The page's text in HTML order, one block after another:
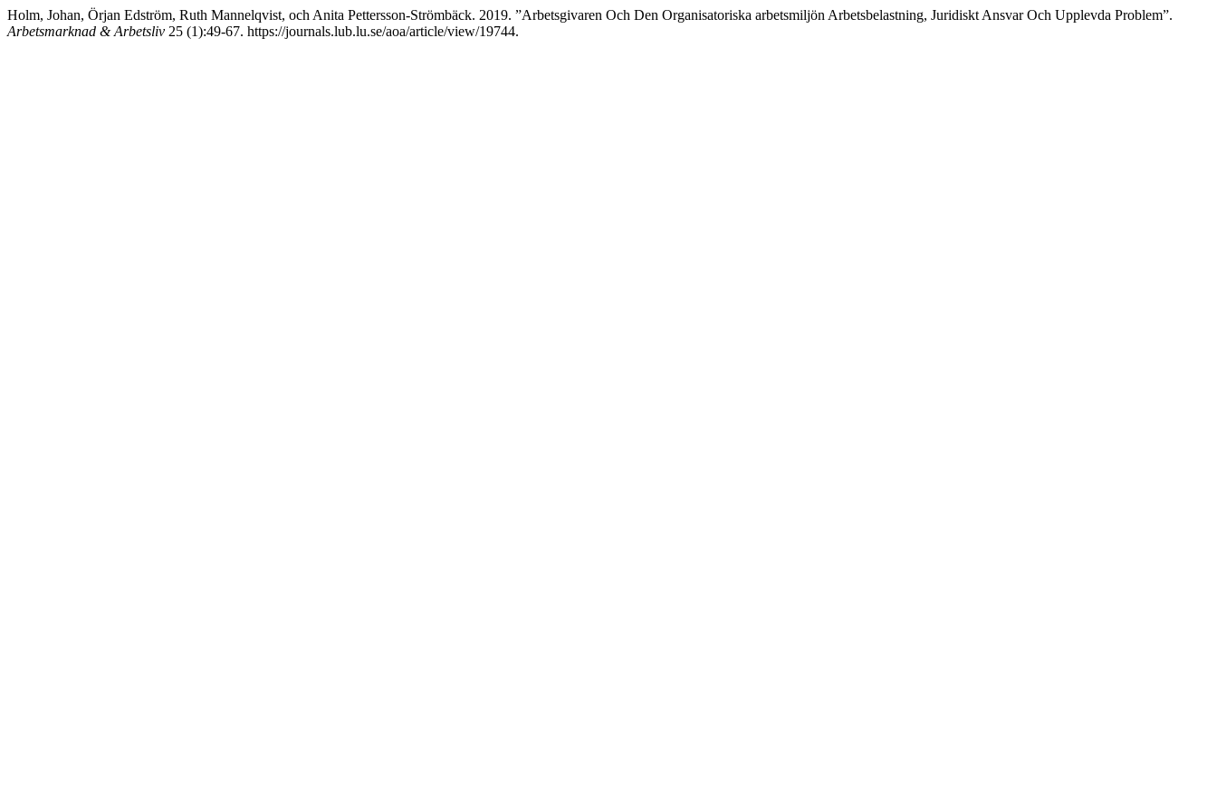
Holm, Johan, Örjan Edström, Ruth Mannelqvist, och Anita Pettersson-Strömbäck. 2019. ”Arbetsgivaren Och Den Organisatoriska arbetsmiljön Arbetsbelastning, Juridiskt Ansvar Och Upplevda Problem”.
Arbetsmarknad & Arbetsliv 25 (1):49-67. https://journals.lub.lu.se/aoa/article/view/19744.